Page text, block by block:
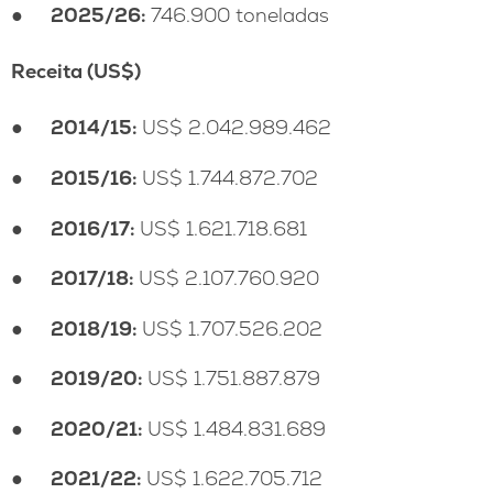
● 2025/26: 746.900 toneladas
Receita (US$)
● 2014/15: US$ 2.042.989.462
● 2015/16: US$ 1.744.872.702
● 2016/17: US$ 1.621.718.681
● 2017/18: US$ 2.107.760.920
● 2018/19: US$ 1.707.526.202
● 2019/20: US$ 1.751.887.879
● 2020/21: US$ 1.484.831.689
● 2021/22: US$ 1.622.705.712